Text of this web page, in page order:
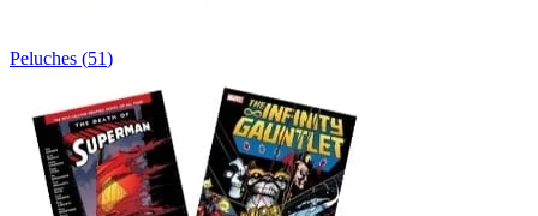
Peluches (51)